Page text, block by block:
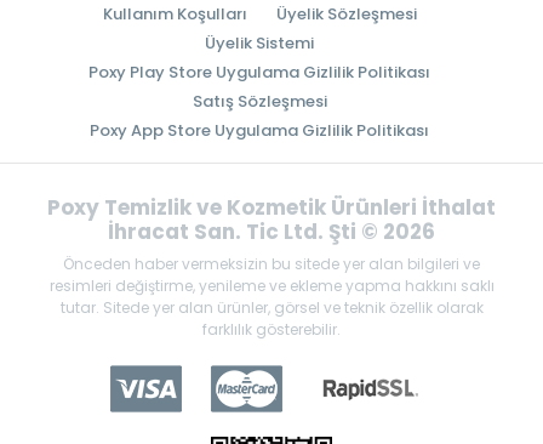
Kullanım Koşulları
Üyelik Sözleşmesi
Üyelik Sistemi
Poxy Play Store Uygulama Gizlilik Politikası
Satış Sözleşmesi
Poxy App Store Uygulama Gizlilik Politikası
Poxy Temizlik ve Kozmetik Ürünleri İthalat
İhracat San. Tic Ltd. Şti © 2026
Önceden haber vermeksizin bu sitede yer alan bilgileri ve
resimleri değiştirme, yenileme ve ekleme yapma hakkını saklı
tutar. Sitede yer alan ürünler, görsel ve teknik özellik olarak
farklılık gösterebilir.